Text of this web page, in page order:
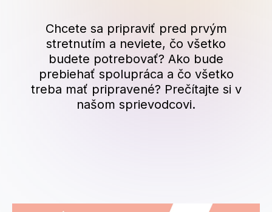
Chcete sa pripraviť pred prvým
stretnutím a neviete, čo všetko
budete potrebovať? Ako bude
prebiehať spolupráca a čo všetko
treba mať pripravené? Prečítajte si v
našom sprievodcovi.